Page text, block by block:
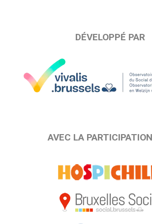
DÉVELOPPÉ PAR
AVEC LA